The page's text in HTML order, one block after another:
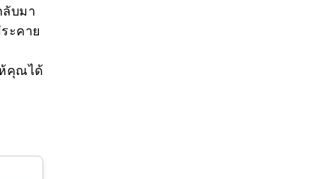
บมา
ะคาย
คุณได้